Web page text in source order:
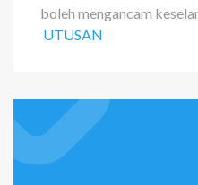
boleh mengancam
UTUSAN